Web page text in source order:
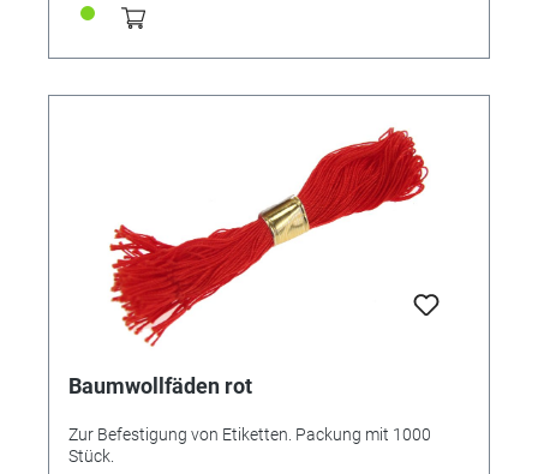
Baumwollfäden rot
Zur Befestigung von Etiketten. Packung mit 1000
Stück.